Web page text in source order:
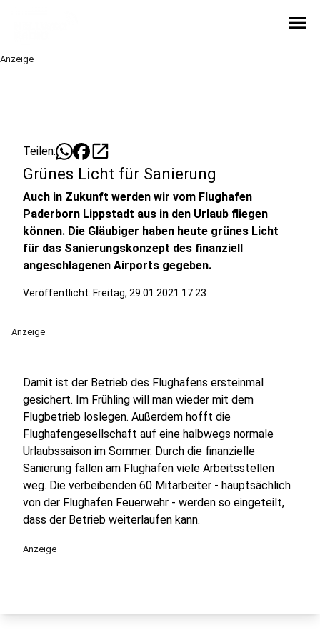
menu
Anzeige
Teilen: open_in_new
Grünes Licht für Sanierung
Auch in Zukunft werden wir vom Flughafen
Paderborn Lippstadt aus in den Urlaub fliegen
können. Die Gläubiger haben heute grünes Licht
für das Sanierungskonzept des finanziell
angeschlagenen Airports gegeben.
Veröffentlicht: Freitag, 29.01.2021 17:23
Anzeige
Damit ist der Betrieb des Flughafens ersteinmal
gesichert. Im Frühling will man wieder mit dem
Flugbetrieb loslegen. Außerdem hofft die
Flughafengesellschaft auf eine halbwegs normale
Urlaubssaison im Sommer. Durch die finanzielle
Sanierung fallen am Flughafen viele Arbeitsstellen
weg. Die verbeibenden 60 Mitarbeiter - hauptsächlich
von der Flughafen Feuerwehr - werden so eingeteilt,
dass der Betrieb weiterlaufen kann.
Anzeige